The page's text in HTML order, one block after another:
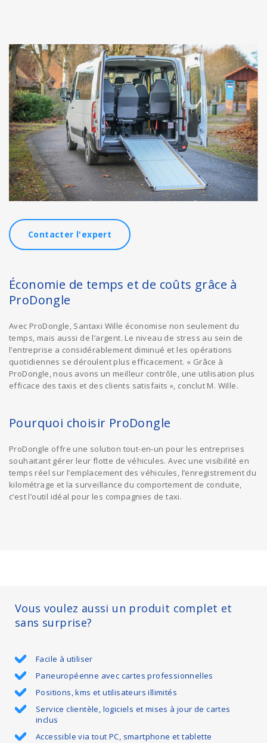
Contacter l'expert
Économie de temps et de coûts grâce à
ProDongle
Avec ProDongle, Santaxi Wille économise non seulement du
temps, mais aussi de l’argent. Le niveau de stress au sein de
l’entreprise a considérablement diminué et les opérations
quotidiennes se déroulent plus efficacement. « Grâce à
ProDongle, nous avons un meilleur contrôle, une utilisation plus
efficace des taxis et des clients satisfaits », conclut M. Wille.
Pourquoi choisir ProDongle
ProDongle offre une solution tout-en-un pour les entreprises
souhaitant gérer leur flotte de véhicules. Avec une visibilité en
temps réel sur l’emplacement des véhicules, l’enregistrement du
kilométrage et la surveillance du comportement de conduite,
c’est l’outil idéal pour les compagnies de taxi.
Vous voulez aussi un produit complet et
sans surprise?
Facile à utiliser
Paneuropéenne avec cartes professionnelles
Positions, kms et utilisateurs illimités
Service clientèle, logiciels et mises à jour de cartes
inclus
Accessible via tout PC, smartphone et tablette